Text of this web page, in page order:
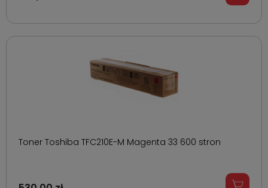
Toner Toshiba TFC210E-M Magenta 33 600 stron